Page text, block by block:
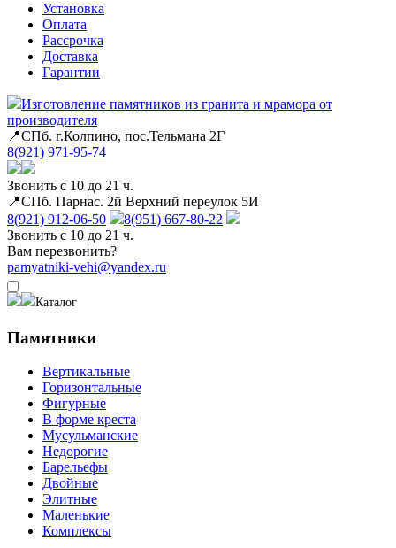
Установка
Оплата
Рассрочка
Доставка
Гарантии
Изготовление памятников из гранита и мрамора от
производителя
📍СПб. г.Колпино, пос.Тельмана 2Г
8(921) 971-95-74
Звонить с 10 до 21 ч.
📍СПб. Парнас. 2й Верхний переулок 5И
8(921) 912-06-50
8(951) 667-80-22
Звонить с 10 до 21 ч.
Вам перезвонить?
pamyatniki-vehi@yandex.ru
Каталог
Памятники
Вертикальные
Горизонтальные
Фигурные
В форме креста
Мусульманские
Недорогие
Барельефы
Двойные
Элитные
Маленькие
Комплексы